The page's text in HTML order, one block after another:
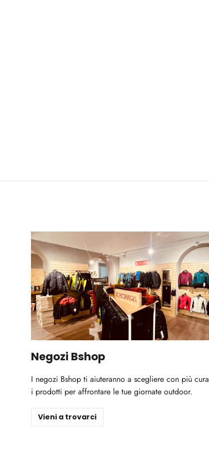
Negozi Bshop
I negozi Bshop ti aiuteranno a scegliere con più cura
i prodotti per affrontare le tue giornate outdoor.
Vieni a trovarci